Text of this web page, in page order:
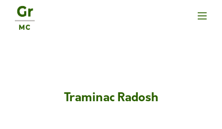
Traminac Radosh